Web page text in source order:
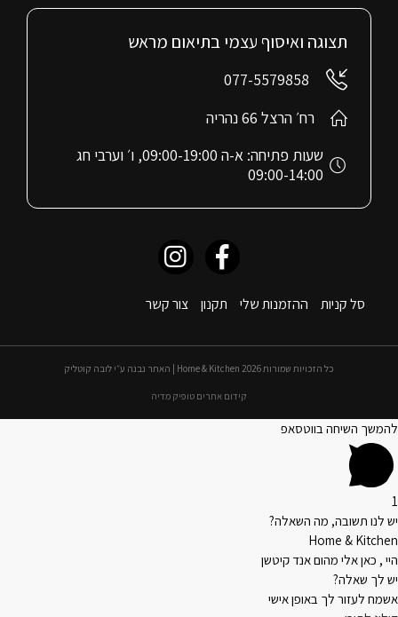
סל קניות ההזמנות שלי תקנון צור קשר
תצוגה ואיסוף עצמי בתיאום מראש
077-5579858
רח׳ הרצל 66 נהריה
שעות פתיחה: א-ה 09:00-19:00, ו׳ וערבי חג
09:00-14:00
כל הזכויות שמורות 2026 Home & Kitchen | האתר נבנה ע״י לובה קוטליק
קידום אתרים טופיק מדיה
להמשך השיחה בווטסאפ
1
יש לנו תשובה, מה השאלה?
Home & Kitchen
היי , כאן אלי מהום אנד קיטשן
יש לך שאלה?
אשמח לעזור לך באופן אישי